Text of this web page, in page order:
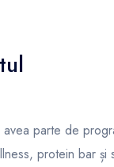
parte de
protein bar și